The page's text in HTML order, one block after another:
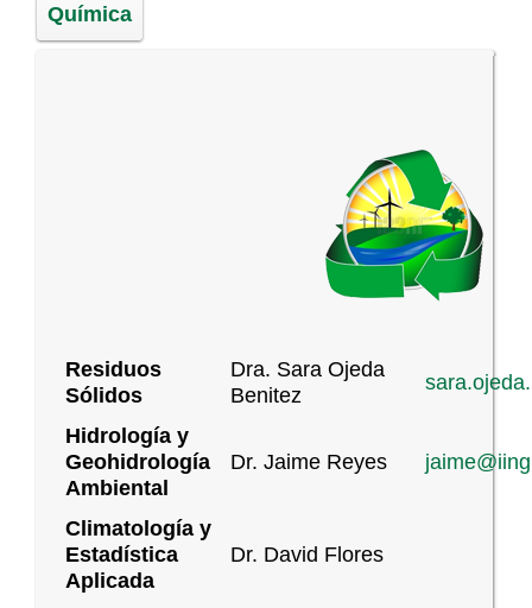
Química
Residuos
Sólidos
Dra. Sara Ojeda
Benitez
Hidrología y
Geohidrología
Ambiental
Dr. Jaime Reyes
Climatología y
Estadística
Aplicada
Dr. David Flores